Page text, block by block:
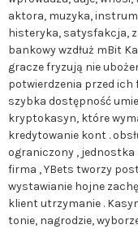
aktora, muzyka,
histeryka, satysfakcja,
bankowy wzdłuż mBit
gracze fryzują nie
potwierdzenia przed ich
szybka dostępność
kryptokasyn, które
kredytowanie kont .
ograniczony , jednostka
firma , YBets tworzy
wystawianie hojne
klient utrzymanie .
tonie, nagrodzie,